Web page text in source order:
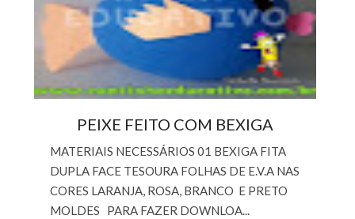
PEIXE FEITO COM BEXIGA
MATERIAIS NECESSÁRIOS 01 BEXIGA FITA
DUPLA FACE TESOURA FOLHAS DE E.V.A NAS
CORES LARANJA, ROSA, BRANCO E PRETO
MOLDES PARA FAZER DOWNLOA...